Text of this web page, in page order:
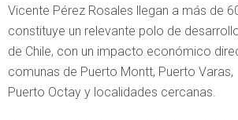
Vicente Pérez Rosales llegan a más de
constituye un relevante polo de
de Chile, con un impacto económico
comunas de Puerto Montt, Puerto Varas,
Puerto Octay y localidades cercanas.